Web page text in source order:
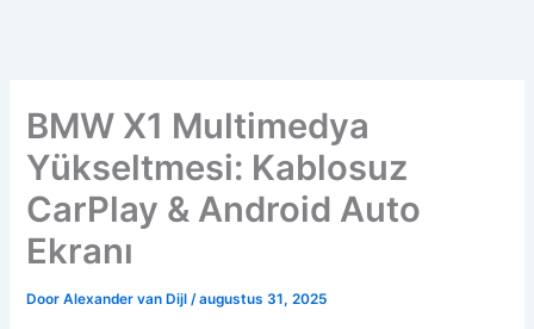
BMW X1 Multimedya
Yükseltmesi: Kablosuz
CarPlay & Android Auto
Ekranı
DoorAlexander van Dijl/augustus 31, 2025